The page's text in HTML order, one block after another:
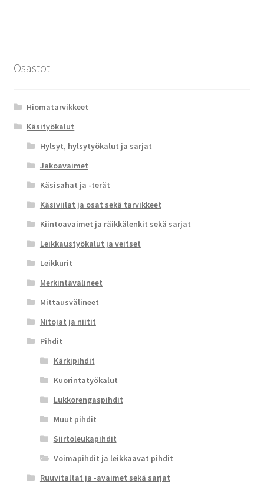
Osastot
Hiomatarvikkeet
Käsityökalut
Hylsyt, hylsytyökalut ja sarjat
Jakoavaimet
Käsisahat ja -terät
Käsiviilat ja osat sekä tarvikkeet
Kiintoavaimet ja räikkälenkit sekä sarjat
Leikkaustyökalut ja veitset
Leikkurit
Merkintävälineet
Mittausvälineet
Nitojat ja niitit
Pihdit
Kärkipihdit
Kuorintatyökalut
Lukkorengaspihdit
Muut pihdit
Siirtoleukapihdit
Voimapihdit ja leikkaavat pihdit
Ruuvitaltat ja -avaimet sekä sarjat